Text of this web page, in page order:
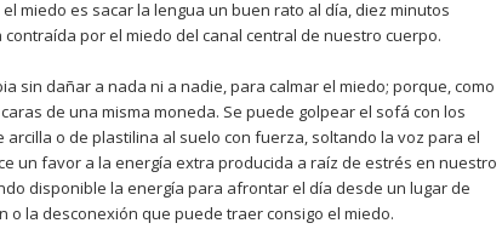
miedo es sacar la lengua un buen rato al día, diez minutos
por el miedo del canal central de nuestro cuerpo.
sin dañar a nada ni a nadie, para calmar el miedo; porque, como
de una misma moneda. Se puede golpear el sofá con los
o de plastilina al suelo con fuerza, soltando la voz para el
un favor a la energía extra producida a raíz de estrés en nuestro
disponible la energía para afrontar el día desde un lugar de
o la desconexión que puede traer consigo el miedo.